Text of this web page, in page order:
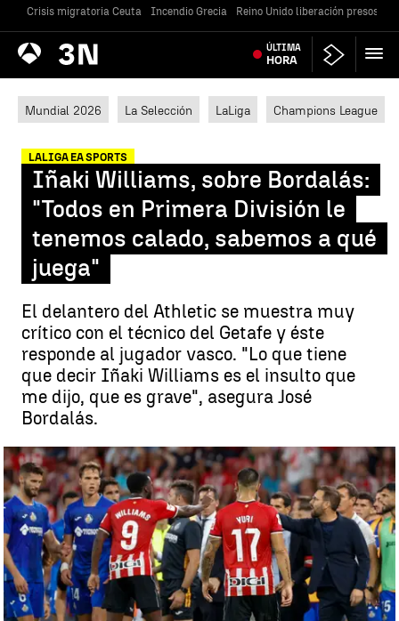
Crisis migratoria Ceuta Incendio Grecia Reino Unido liberación presos
Antena
3 Noticias ÚLTIMA
HORA
Mundial 2026 La Selección LaLiga Champions League
LALIGA EA SPORTS
Iñaki Williams, sobre Bordalás:
"Todos en Primera División le
tenemos calado, sabemos a qué
juega"
El delantero del Athletic se muestra muy
crítico con el técnico del Getafe y éste
responde al jugador vasco. "Lo que tiene
que decir Iñaki Williams es el insulto que
me dijo, que es grave", asegura José
Bordalás.